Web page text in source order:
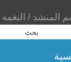
بحث